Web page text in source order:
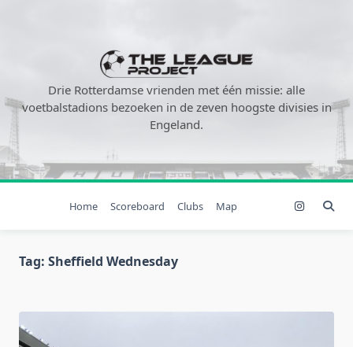
Drie Rotterdamse vrienden met één missie: alle
voetbalstadions bezoeken in de zeven hoogste divisies in
Engeland.
Home Scoreboard Clubs Map
Tag: Sheffield Wednesday